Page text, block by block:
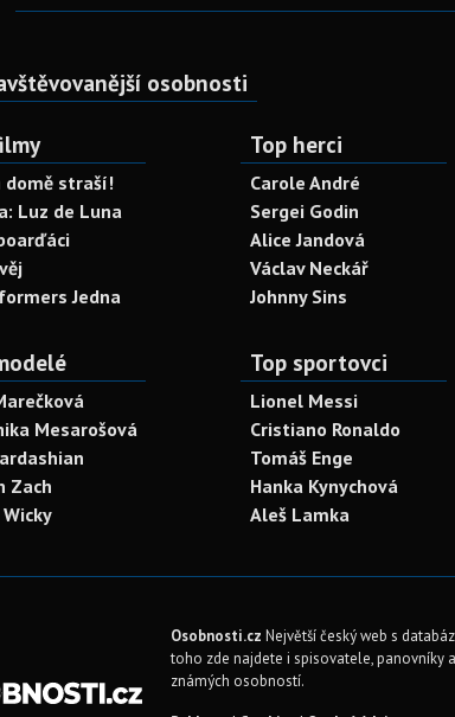
osobnosti
domě straší!
Luz de Luna
Jedna
Top herci
Carole André
Sergei Godin
Alice Jandová
Václav Neckář
Johnny Sins
Mesarošová
Zach
Top sportovci
Lionel Messi
Cristiano Ronaldo
Tomáš Enge
Hanka Kynychová
Aleš Lamka
Osobnosti.cz Největší český web s
toho zde najdete i spisovatele, panovníky
známých osobností.